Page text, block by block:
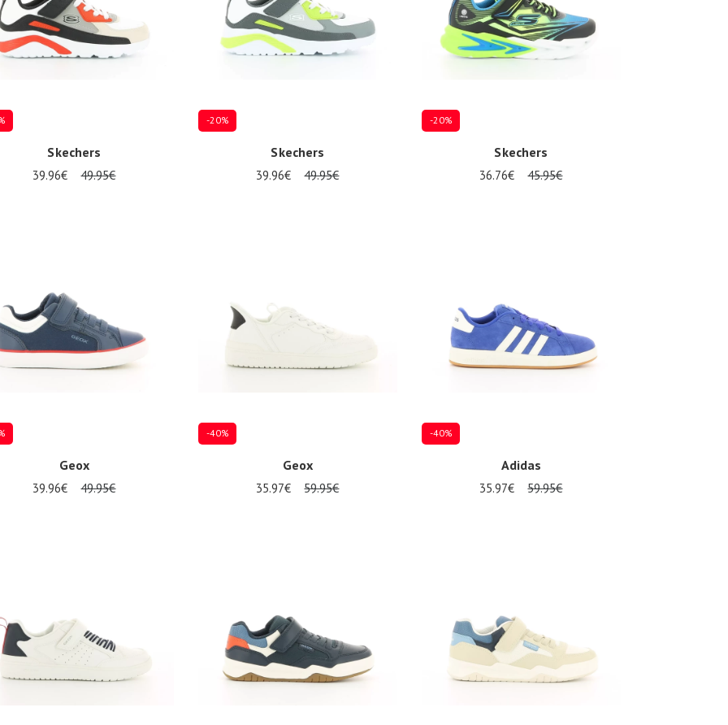
Skechers
39.96€ 49.95€
-20%
Skechers
39.96€ 49.95€
-20%
Skechers
36.76€ 45.95€
Geox
39.96€ 49.95€
-40%
Geox
35.97€ 59.95€
-40%
Adidas
35.97€ 59.95€